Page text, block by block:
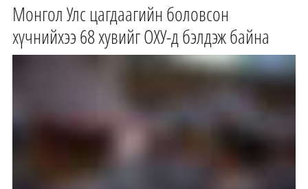
Монгол Улс цагдаагийн боловсон
хүчнийхээ 68 хувийг ОХУ-д бэлдэж байна